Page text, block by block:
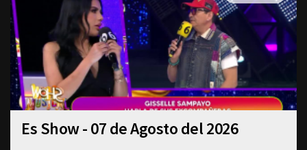
Es Show - 07 de Agosto del 2026